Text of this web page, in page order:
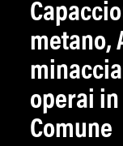
metano,
operai
Comune